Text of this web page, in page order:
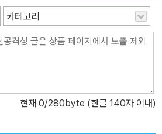
카테고리
현재 0/280byte (한글 140자 이내)